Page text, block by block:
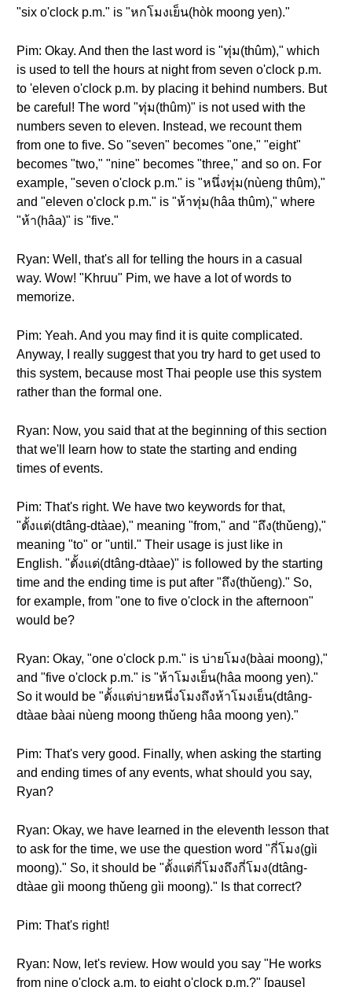
"six o'clock p.m." is "หกโมงเย็น(hòk moong yen)."
Pim: Okay. And then the last word is "ทุ่ม(thûm)," which
is used to tell the hours at night from seven o'clock p.m.
to 'eleven o'clock p.m. by placing it behind numbers. But
be careful! The word "ทุ่ม(thûm)" is not used with the
numbers seven to eleven. Instead, we recount them
from one to five. So "seven" becomes "one," "eight"
becomes "two," "nine" becomes "three," and so on. For
example, "seven o'clock p.m." is "หนึ่งทุ่ม(nùeng thûm),"
and "eleven o'clock p.m." is "ห้าทุ่ม(hâa thûm)," where
"ห้า(hâa)" is "five."
Ryan: Well, that's all for telling the hours in a casual
way. Wow! "Khruu" Pim, we have a lot of words to
memorize.
Pim: Yeah. And you may find it is quite complicated.
Anyway, I really suggest that you try hard to get used to
this system, because most Thai people use this system
rather than the formal one.
Ryan: Now, you said that at the beginning of this section
that we'll learn how to state the starting and ending
times of events.
Pim: That's right. We have two keywords for that,
"ตั้งแต่(dtâng-dtàae)," meaning "from," and "ถึง(thǔeng),"
meaning "to" or "until." Their usage is just like in
English. "ตั้งแต่(dtâng-dtàae)" is followed by the starting
time and the ending time is put after "ถึง(thǔeng)." So,
for example, from "one to five o'clock in the afternoon"
would be?
Ryan: Okay, "one o'clock p.m." is บ่ายโมง(bàai moong),"
and "five o'clock p.m." is "ห้าโมงเย็น(hâa moong yen)."
So it would be "ตั้งแต่บ่ายหนึ่งโมงถึงห้าโมงเย็น(dtâng-
dtàae bàai nùeng moong thǔeng hâa moong yen)."
Pim: That's very good. Finally, when asking the starting
and ending times of any events, what should you say,
Ryan?
Ryan: Okay, we have learned in the eleventh lesson that
to ask for the time, we use the question word "กี่โมง(gìi
moong)." So, it should be "ตั้งแต่กี่โมงถึงกี่โมง(dtâng-
dtàae gìi moong thǔeng gìi moong)." Is that correct?
Pim: That's right!
Ryan: Now, let's review. How would you say "He works
from nine o'clock a.m. to eight o'clock p.m.?" [pause]